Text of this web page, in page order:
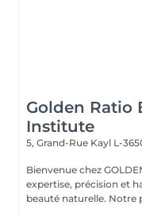
Golden Ratio
Institute
5, Grand-Rue Kayl L-
Bienvenue chez GOLDEN RATIO BEAUTY
expertise, précision et
beauté